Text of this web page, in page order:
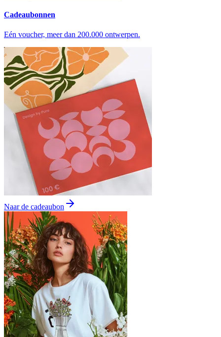
Cadeaubonnen
Eén voucher, meer dan 200.000 ontwerpen.
Naar de cadeaubon